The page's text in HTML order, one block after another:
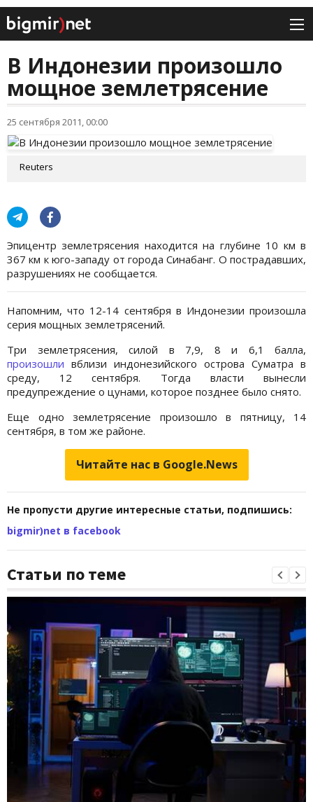
В Индонезии произошло
мощное землетрясение
25 сентября 2011, 00:00
Reuters
Эпицентр землетрясения находится на глубине 10 км в
367 км к юго-западу от города Синабанг. О пострадавших,
разрушениях не сообщается.
Напомним, что 12-14 сентября в Индонезии произошла
серия мощных землетрясений.
Три землетрясения, силой в 7,9, 8 и 6,1 балла,
произошли вблизи индонезийского острова Суматра в
среду, 12 сентября. Тогда власти вынесли
предупреждение о цунами, которое позднее было снято.
Еще одно землетрясение произошло в пятницу, 14
сентября, в том же районе.
Читайте нас в Google.News
Не пропусти другие интересные статьи, подпишись:
bigmir)net в facebook
Статьи по теме